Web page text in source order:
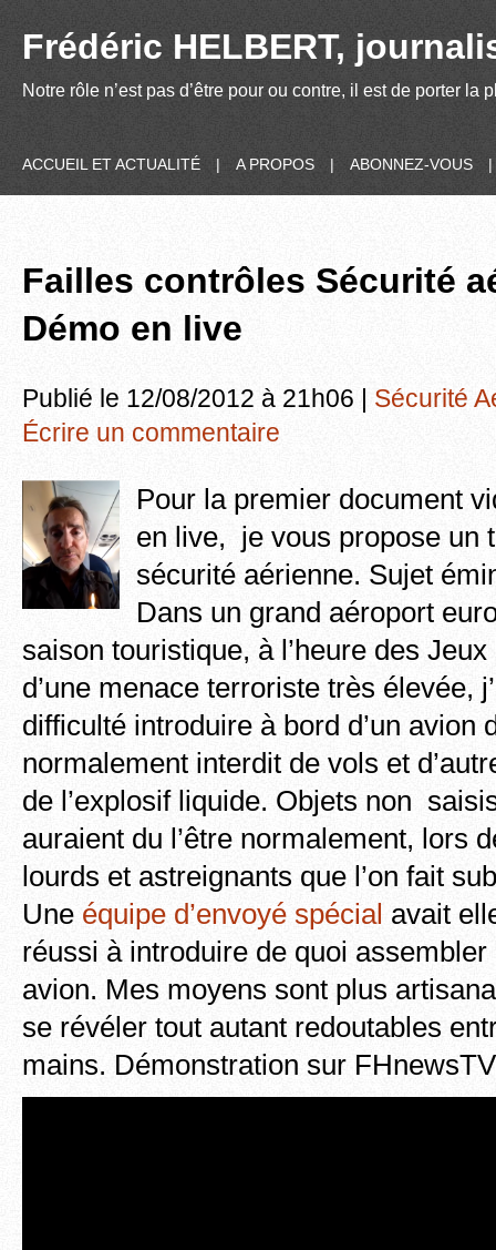
Frédéric HELBERT,
Notre rôle n’est pas d’être pour ou contre, il est de porter
ACCUEIL ET ACTUALITÉ | A PROPOS | ABONNEZ-VOUS |
Failles contrôles Sécurité
Démo en live
Publié le 12/08/2012 à 21h06 | Sécurité
Écrire un commentaire
Pour la premier document
en live, je vous propose un
sécurité aérienne. Sujet
Dans un grand aéroport
saison touristique, à l’heure des
d’une menace terroriste très élevée,
difficulté introduire à bord d’un avion
normalement interdit de vols et
de l’explosif liquide. Objets non
auraient du l’être normalement, lors
lourds et astreignants que l’on fait
Une équipe d’envoyé spécial avait
réussi à introduire de quoi
avion. Mes moyens sont plus
se révéler tout autant redoutables
mains. Démonstration sur